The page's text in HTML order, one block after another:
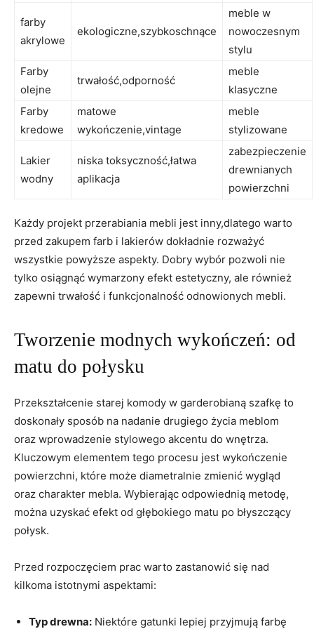
farby
akrylowe
ekologiczne,szybkoschnące
meble w
nowoczesnym
stylu
Farby
olejne
trwałość,odporność
meble
klasyczne
Farby
kredowe
matowe
wykończenie,vintage
meble
stylizowane
Lakier
wodny
niska toksyczność,łatwa
aplikacja
zabezpieczenie
drewnianych
powierzchni
Każdy projekt przerabiania mebli jest inny,dlatego warto
przed zakupem farb i lakierów dokładnie rozważyć
wszystkie powyższe aspekty. Dobry wybór pozwoli nie
tylko osiągnąć wymarzony efekt estetyczny, ale również
zapewni trwałość i funkcjonalność odnowionych mebli.
Tworzenie modnych wykończeń: od
matu do połysku
Przekształcenie starej komody w garderobianą szafkę to
doskonały sposób na nadanie drugiego życia meblom
oraz wprowadzenie stylowego akcentu do wnętrza.
Kluczowym elementem tego procesu jest wykończenie
powierzchni, które może diametralnie zmienić wygląd
oraz charakter mebla. Wybierając odpowiednią metodę,
można uzyskać efekt od głębokiego matu po błyszczący
połysk.
Przed rozpoczęciem prac warto zastanowić się nad
kilkoma istotnymi aspektami:
Typ drewna: Niektóre gatunki lepiej przyjmują farbę